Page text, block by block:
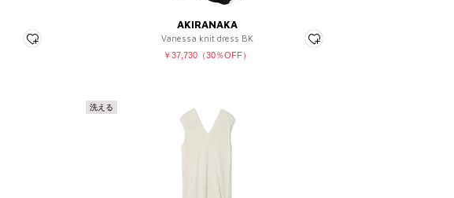
AKIRANAKA
Vanessa knit dress BK
￥37,730（30％OFF）
洗える